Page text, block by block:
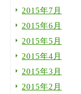
2015年7月
2015年6月
2015年5月
2015年4月
2015年3月
2015年2月